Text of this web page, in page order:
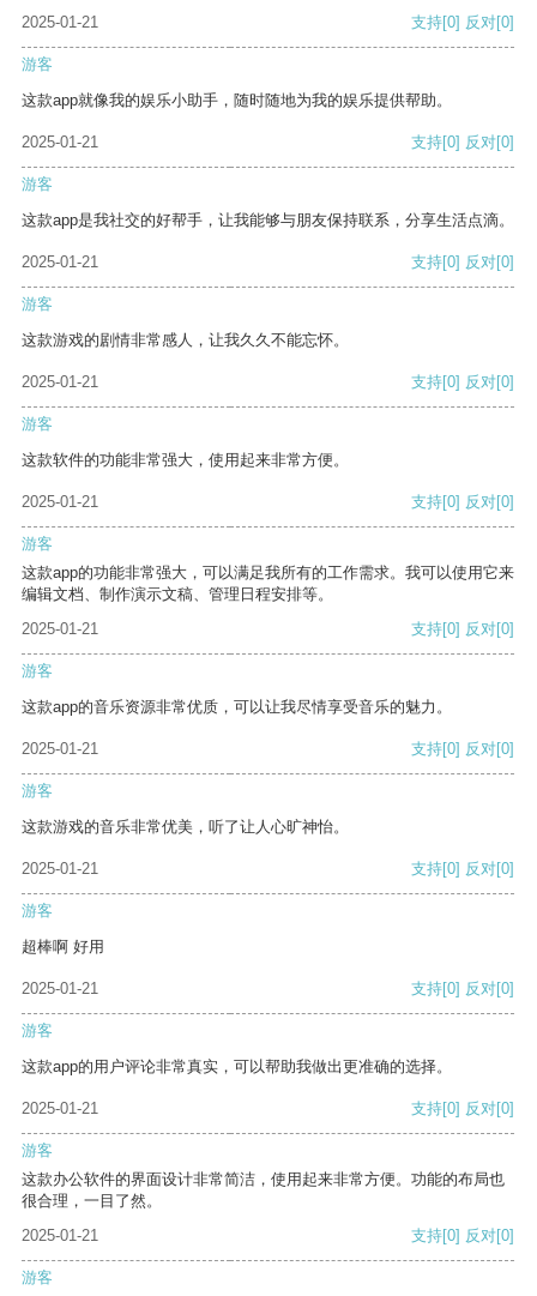
2025-01-21
支持[0] 反对[0]
游客
这款app就像我的娱乐小助手，随时随地为我的娱乐提供帮助。
2025-01-21 支持[0] 反对[0]
游客
这款app是我社交的好帮手，让我能够与朋友保持联系，分享生活点滴。
2025-01-21 支持[0] 反对[0]
游客
这款游戏的剧情非常感人，让我久久不能忘怀。
2025-01-21 支持[0] 反对[0]
游客
这款软件的功能非常强大，使用起来非常方便。
2025-01-21 支持[0] 反对[0]
游客
这款app的功能非常强大，可以满足我所有的工作需求。我可以使用它来
编辑文档、制作演示文稿、管理日程安排等。
2025-01-21
支持[0] 反对[0]
游客
这款app的音乐资源非常优质，可以让我尽情享受音乐的魅力。
2025-01-21 支持[0] 反对[0]
游客
这款游戏的音乐非常优美，听了让人心旷神怡。
2025-01-21 支持[0] 反对[0]
游客
超棒啊 好用
2025-01-21 支持[0] 反对[0]
游客
这款app的用户评论非常真实，可以帮助我做出更准确的选择。
2025-01-21 支持[0] 反对[0]
游客
这款办公软件的界面设计非常简洁，使用起来非常方便。功能的布局也
很合理，一目了然。
2025-01-21
支持[0] 反对[0]
游客